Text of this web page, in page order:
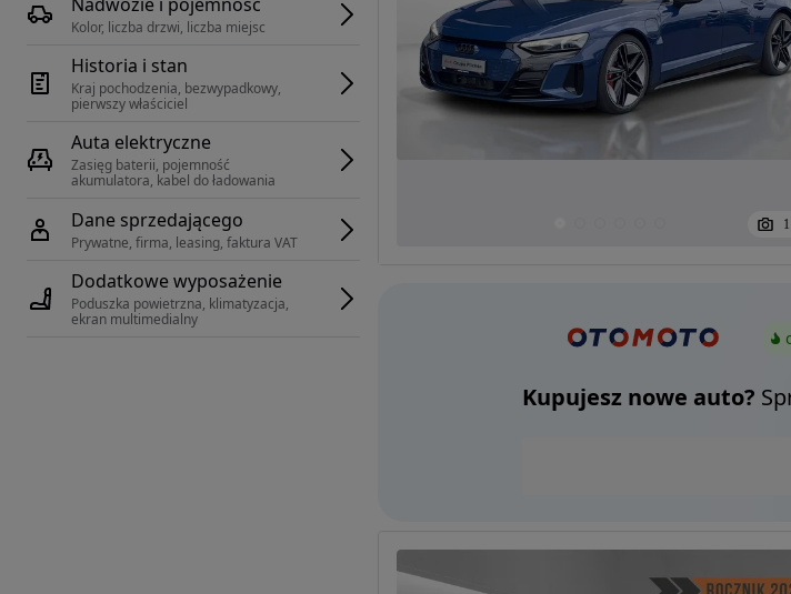
Kolor, liczba drzwi, liczba miejsc
Historia i stan
Kraj pochodzenia, bezwypadkowy,
pierwszy właściciel
Auta elektryczne
Zasięg baterii, pojemność
akumulatora, kabel do ładowania
Dane sprzedającego
Prywatne, firma, leasing, faktura VAT
Dodatkowe wyposażenie
Poduszka powietrzna, klimatyzacja,
ekran multimedialny
1
Kupujesz nowe auto?